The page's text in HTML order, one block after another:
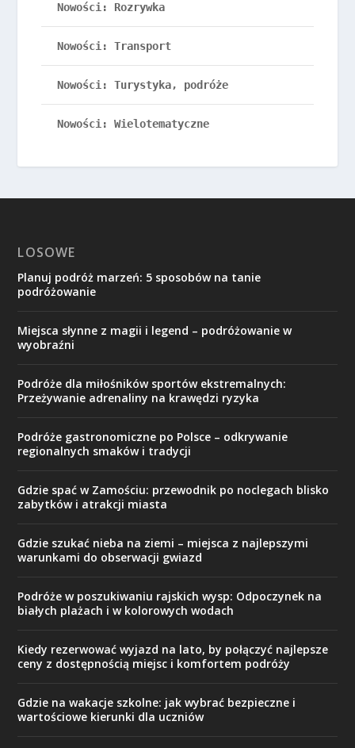
Nowości: Rozrywka
Nowości: Transport
Nowości: Turystyka, podróże
Nowości: Wielotematyczne
LOSOWE
Planuj podróż marzeń: 5 sposobów na tanie
podróżowanie
Miejsca słynne z magii i legend – podróżowanie w
wyobraźni
Podróże dla miłośników sportów ekstremalnych:
Przeżywanie adrenaliny na krawędzi ryzyka
Podróże gastronomiczne po Polsce – odkrywanie
regionalnych smaków i tradycji
Gdzie spać w Zamościu: przewodnik po noclegach blisko
zabytków i atrakcji miasta
Gdzie szukać nieba na ziemi – miejsca z najlepszymi
warunkami do obserwacji gwiazd
Podróże w poszukiwaniu rajskich wysp: Odpoczynek na
białych plażach i w kolorowych wodach
Kiedy rezerwować wyjazd na lato, by połączyć najlepsze
ceny z dostępnością miejsc i komfortem podróży
Gdzie na wakacje szkolne: jak wybrać bezpieczne i
wartościowe kierunki dla uczniów